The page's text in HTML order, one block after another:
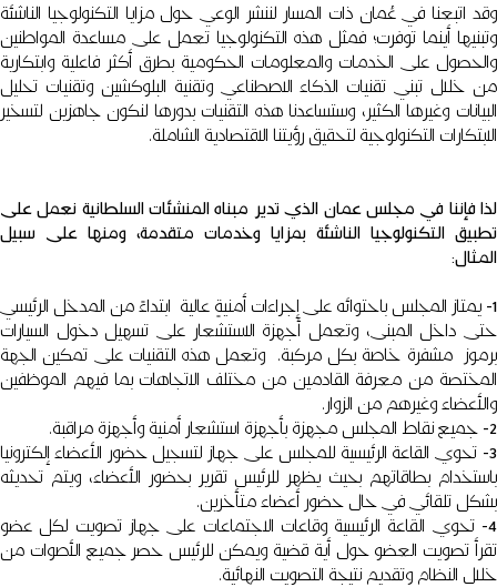
وقد اتبعنا في عُمان ذات المسار لننشر الوعي حول مزايا التكنولوجيا الناشئة
وتبنيها أينما توفرت؛ فمثل هذه التكنولوجيا تعمل على مساعدة المواطنين
والحصول على الخدمات والمعلومات الحكومية بطرق أكثر فاعلية وابتكارية
من خلال تبني تقنيات الذكاء الاصطناعي وتقنية البلوكشين وتقنيات تحليل
البيانات وغيرها الكثير، وستساعدنا هذه التقنيات بدورها لنكون جاهزين لتسخير
الابتكارات التكنولوجية لتحقيق رؤيتنا الاقتصادية الشاملة.
لذا فإننا في مجلس عمان الذي تدير مبناه المنشئات السلطانية نعمل على
تطبيق التكنولوجيا الناشئة بمزايا وخدمات متقدمة، ومنها على سبيل
المثال:
1- يمتاز المجلس باحتوائه على إجراءات أمنيةٍ عالية ابتداءً من المدخل الرئيسي
حتى داخل المبنى، وتعمل أجهزة الاستشعار على تسهيل دخول السيارات
برموز مشفرة خاصة بكل مركبة. وتعمل هذه التقنيات على تمكين الجهة
المختصة من معرفة القادمين من مختلف الاتجاهات بما فيهم الموظفين
والأعضاء وغيرهم من الزوار.
2- جميع نقاط المجلس مجهزة بأجهزة استشعار أمنية وأجهزة مراقبة.
3- تحوي القاعة الرئيسية للمجلس على جهاز لتسجيل حضور الأعضاء إلكترونيا
باستخدام بطاقاتهم بحيث يظهر للرئيس تقرير بحضور الأعضاء، ويتم تحديثه
بشكل تلقائي في حال حضور أعضاء متأخرين.
4- تحوي القاعة الرئيسية وقاعات الاجتماعات على جهاز تصويت لكل عضو
تقرأ تصويت العضو حول أية قضية ويمكن للرئيس حصر جميع الأصوات من
خلال النظام وتقديم نتيجة التصويت النهائية.